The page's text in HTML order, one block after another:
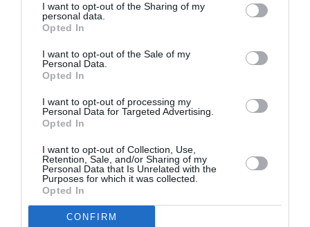
I want to opt-out of the Sharing of my
personal data.
Opted In
I want to opt-out of the Sale of my
Personal Data.
Opted In
I want to opt-out of processing my
Personal Data for Targeted Advertising.
Opted In
I want to opt-out of Collection, Use,
Retention, Sale, and/or Sharing of my
Personal Data that Is Unrelated with the
Purposes for which it was collected.
Opted In
CONFIRM
@ momoderabat
Vous retournez votre veste ou mythomane
?
2025 :
Momoderabat :
véritable combo gagnant. Si la Chine
choisit Boeing c’est tout simplement parce
qu’ils sont les mieux adaptés à son
marché.”
Les 500 avions étaient bel et bien une
négo entamée Boeing-Chine sans rapport